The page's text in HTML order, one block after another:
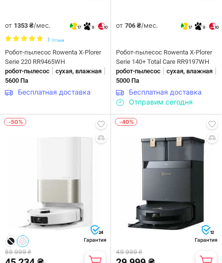
от 1353 ₴/мес. 17 9 10
1 Отзыв
Робот-пылесос Rowenta X-Plorer
Serie 220 RR9465WH
робот-пылесос
сухая, влажная
5600 Па
Бесплатная доставка
от 706 ₴/мес. 17 9 10
Робот-пылесос Rowenta X-Plorer
Serie 140+ Total Care RR9197WH
робот-пылесос
сухая, влажная
5000 Па
Бесплатная доставка
Отправим сегодня
-50%
24
Гарантия
89 999 ₴
-40%
12
Гарантия
49 999 ₴